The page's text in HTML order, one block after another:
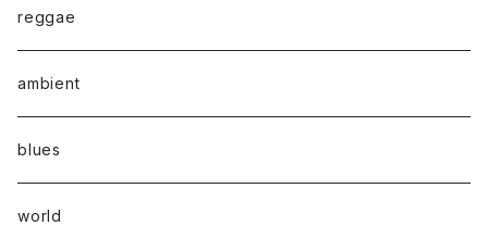
reggae
ambient
blues
world